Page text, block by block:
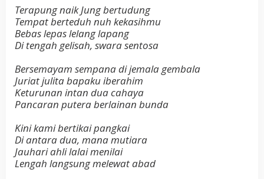
Terapung naik Jung bertudung
Tempat berteduh nuh kekasihmu
Bebas lepas lelang lapang
Di tengah gelisah, swara sentosa
Bersemayam sempana di jemala gembala
Juriat julita bapaku iberahim
Keturunan intan dua cahaya
Pancaran putera berlainan bunda
Kini kami bertikai pangkai
Di antara dua, mana mutiara
Jauhari ahli lalai menilai
Lengah langsung melewat abad